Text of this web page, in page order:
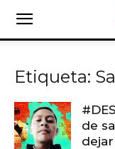
Etiqueta:
de